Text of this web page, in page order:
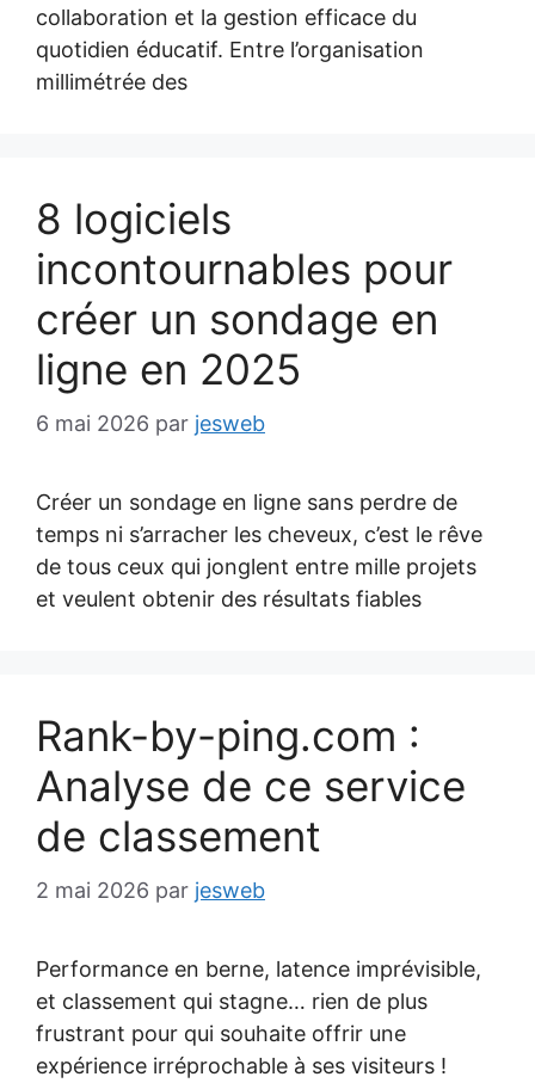
collaboration et la gestion efficace du
quotidien éducatif. Entre l’organisation
millimétrée des
8 logiciels
incontournables pour
créer un sondage en
ligne en 2025
6 mai 2026 par jesweb
Créer un sondage en ligne sans perdre de
temps ni s’arracher les cheveux, c’est le rêve
de tous ceux qui jonglent entre mille projets
et veulent obtenir des résultats fiables
Rank-by-ping.com :
Analyse de ce service
de classement
2 mai 2026 par jesweb
Performance en berne, latence imprévisible,
et classement qui stagne… rien de plus
frustrant pour qui souhaite offrir une
expérience irréprochable à ses visiteurs !